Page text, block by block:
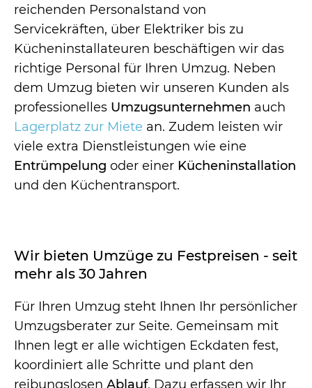
reichenden Personalstand von
Servicekräften, über Elektriker bis zu
Kücheninstallateuren beschäftigen wir das
richtige Personal für Ihren Umzug. Neben
dem Umzug bieten wir unseren Kunden als
professionelles Umzugsunternehmen auch
Lagerplatz zur Miete an. Zudem leisten wir
viele extra Dienstleistungen wie eine
Entrümpelung oder einer Kücheninstallation
und den Küchentransport.
Wir bieten Umzüge zu Festpreisen - seit
mehr als 30 Jahren
Für Ihren Umzug steht Ihnen Ihr persönlicher
Umzugsberater zur Seite. Gemeinsam mit
Ihnen legt er alle wichtigen Eckdaten fest,
koordiniert alle Schritte und plant den
reibungslosen Ablauf. Dazu erfassen wir Ihr